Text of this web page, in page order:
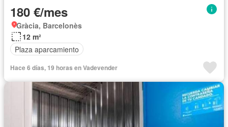
180 €/mes
Gràcia, Barcelonès
12 m²
Plaza aparcamiento
Hace 6 días, 19 horas en Vadevender